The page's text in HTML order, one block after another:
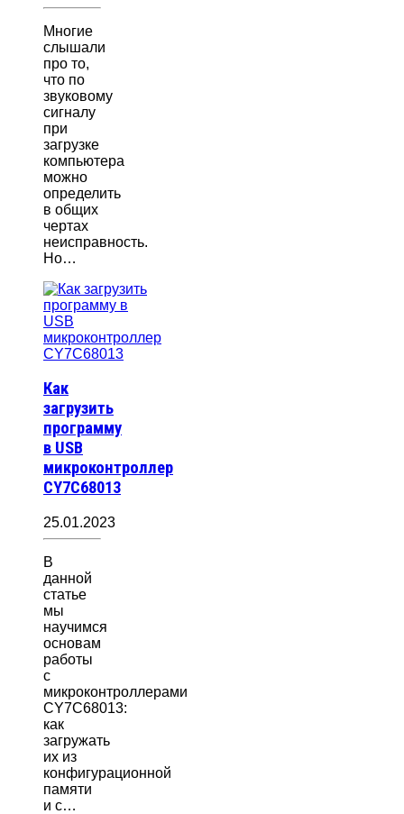
Многие
слышали
про то,
что по
звуковому
сигналу
при
загрузке
компьютера
можно
определить
в общих
чертах
неисправность.
Но…
Как
загрузить
программу
в USB
микроконтроллер
CY7C68013
25.01.2023
В
данной
статье
мы
научимся
основам
работы
с
микроконтроллерами
CY7C68013:
как
загружать
их из
конфигурационной
памяти
и с…